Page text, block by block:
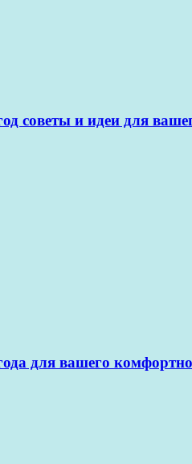
советы и идеи для
для вашего